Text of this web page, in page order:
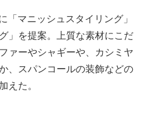
マニッシュスタイリング」
」を提案。上質な素材にこだ
ァーやシャギーや、カシミヤ
、スパンコールの装飾などの
えた。